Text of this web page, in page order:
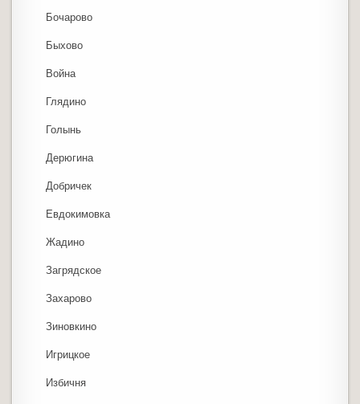
Бочарово
Быхово
Война
Глядино
Голынь
Дерюгина
Добричек
Евдокимовка
Жадино
Загрядское
Захарово
Зиновкино
Игрицкое
Избичня